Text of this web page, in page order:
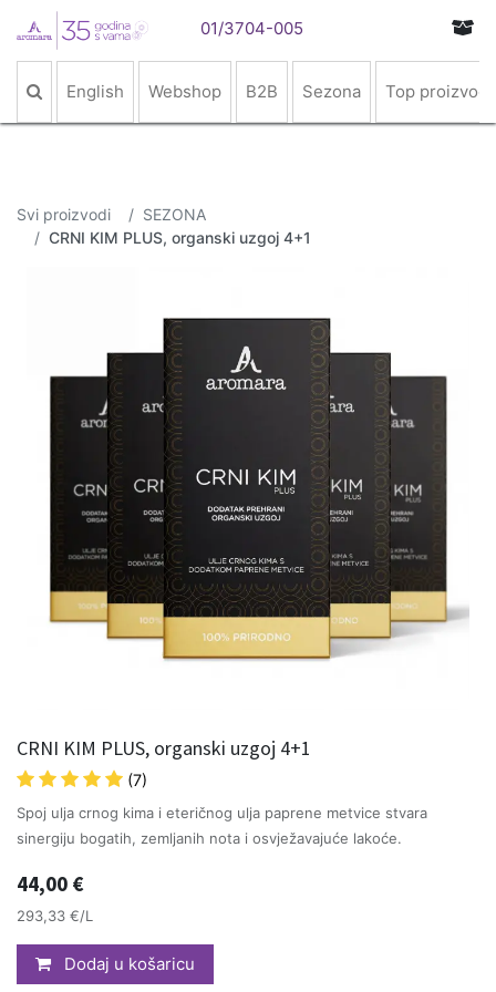
01/3704-005
English Webshop B2B Sezona Top proizvodi
Svi proizvodi
SEZONA
CRNI KIM PLUS, organski uzgoj 4+1
CRNI KIM PLUS, organski uzgoj 4+1
(7)
Spoj ulja crnog kima i eteričnog ulja paprene metvice stvara
sinergiju bogatih, zemljanih nota i osvježavajuće lakoće.
44,00 €
293,33 €/L
Dodaj u košaricu